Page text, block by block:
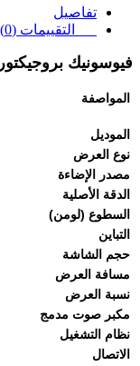
تفاصيل
التقييمات (0)
فيوسونيك بروجيكتور 3000 لومن موديل
المواصفة
الموديل
نوع العرض
مصدر الإضاءة
الدقة الأصلية
السطوع (لومن)
التباين
حجم الشاشة
مسافة العرض
نسبة العرض
مكبر صوت مدمج
نظام التشغيل
الاتصال